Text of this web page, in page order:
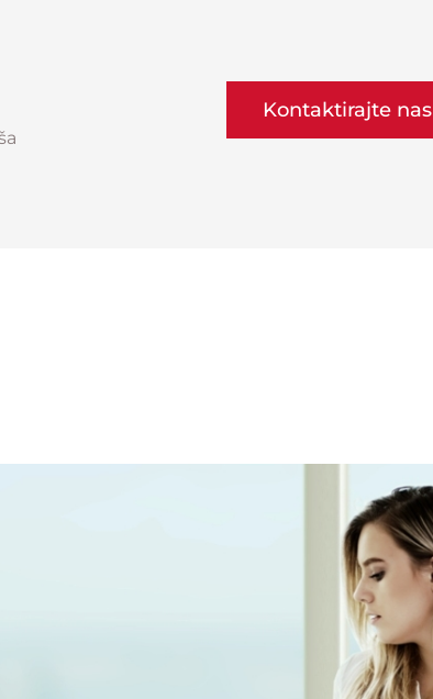
Kontaktirajte nas